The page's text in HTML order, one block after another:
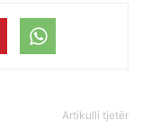
Artikulli tjetër